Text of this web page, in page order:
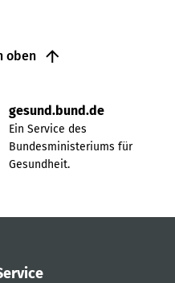
oben
gesund.bund.de
Ein Service des
Bundesministeriums für
Gesundheit.